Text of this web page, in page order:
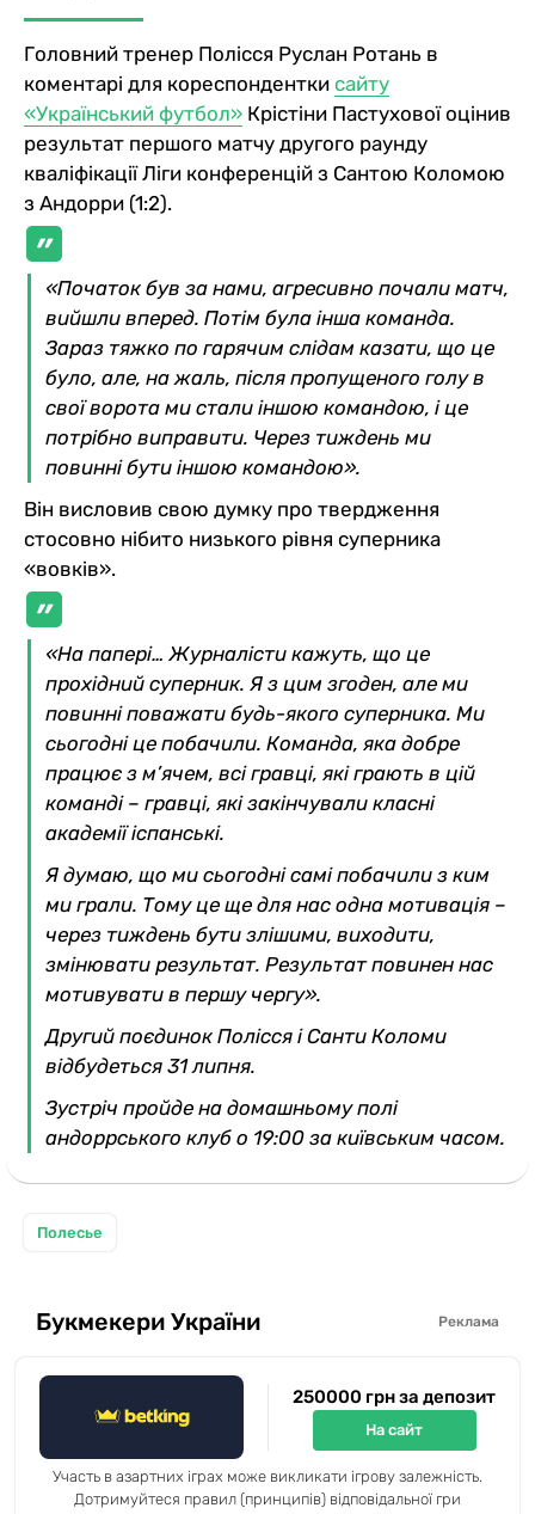
Головний тренер Полісся Руслан Ротань в
коментарі для кореспондентки сайту
«Український футбол» Крістіни Пастухової оцінив
результат першого матчу другого раунду
кваліфікації Ліги конференцій з Сантою Коломою
з Андорри (1:2).
«Початок був за нами, агресивно почали матч,
вийшли вперед. Потім була інша команда.
Зараз тяжко по гарячим слідам казати, що це
було, але, на жаль, після пропущеного голу в
свої ворота ми стали іншою командою, і це
потрібно виправити. Через тиждень ми
повинні бути іншою командою».
Він висловив свою думку про твердження
стосовно нібито низького рівня суперника
«вовків».
«На папері… Журналісти кажуть, що це
прохідний суперник. Я з цим згоден, але ми
повинні поважати будь-якого суперника. Ми
сьогодні це побачили. Команда, яка добре
працює з м’ячем, всі гравці, які грають в цій
команді – гравці, які закінчували класні
академії іспанські.
Я думаю, що ми сьогодні самі побачили з ким
ми грали. Тому це ще для нас одна мотивація –
через тиждень бути злішими, виходити,
змінювати результат. Результат повинен нас
мотивувати в першу чергу».
Другий поєдинок Полісся і Санти Коломи
відбудеться 31 липня.
Зустріч пройде на домашньому полі
андоррського клуб о 19:00 за київським часом.
Полесье
Букмекери України Реклама
250000 грн за депозит
На сайт
Участь в азартних іграх може викликати ігрову залежність.
Дотримуйтеся правил (принципів) відповідальної гри